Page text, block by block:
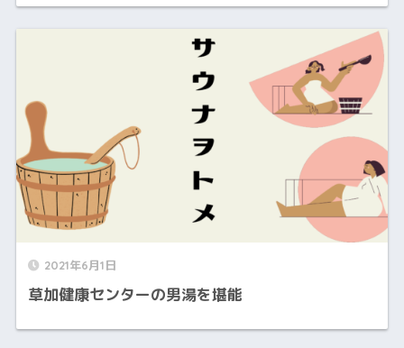
2021年6月1日
草加健康センターの男湯を堪能